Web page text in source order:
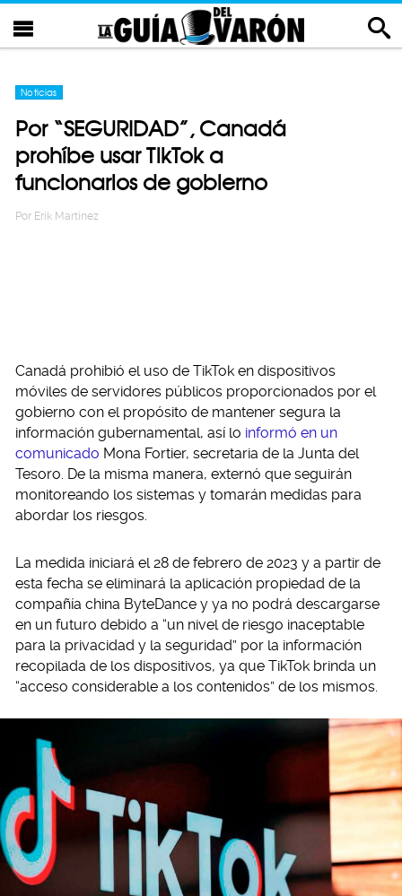
Noticias
Por “SEGURIDAD”, Canadá
prohíbe usar TikTok a
funcionarios de gobierno
Por Erik Martinez
Canadá prohibió el uso de TikTok en dispositivos
móviles de servidores públicos proporcionados por el
gobierno con el propósito de mantener segura la
información gubernamental, así lo informó en un
comunicado Mona Fortier, secretaria de la Junta del
Tesoro. De la misma manera, externó que seguirán
monitoreando los sistemas y tomarán medidas para
abordar los riesgos.
La medida iniciará el 28 de febrero de 2023 y a partir de
esta fecha se eliminará la aplicación propiedad de la
compañía china ByteDance y ya no podrá descargarse
en un futuro debido a “un nivel de riesgo inaceptable
para la privacidad y la seguridad” por la información
recopilada de los dispositivos, ya que TikTok brinda un
“acceso considerable a los contenidos” de los mismos.